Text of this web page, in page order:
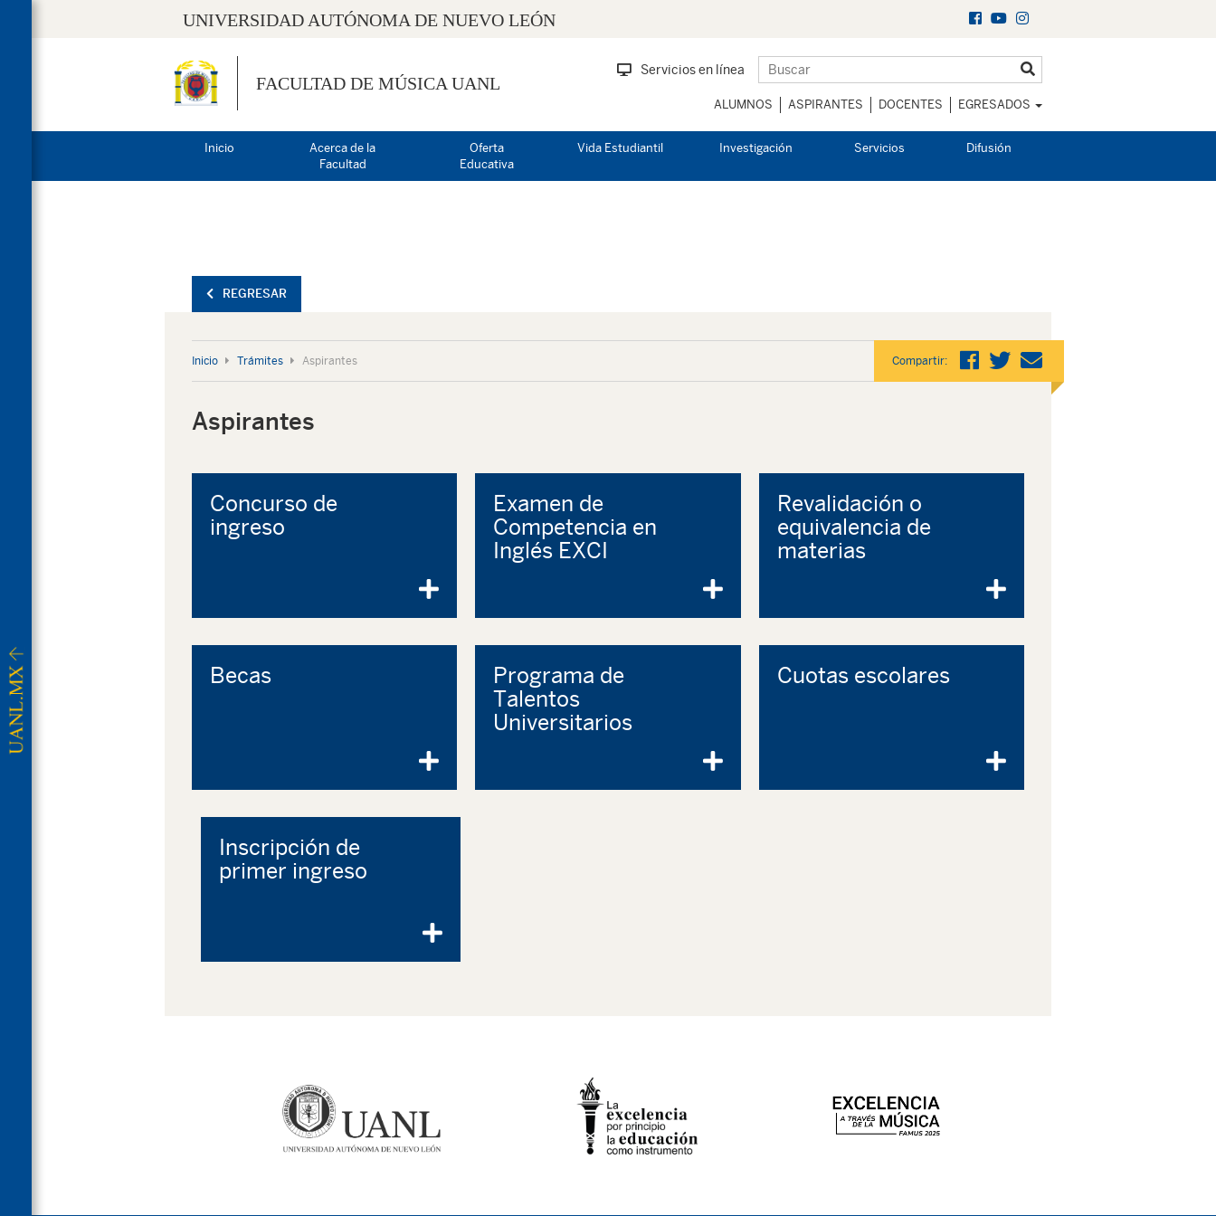
UNIVERSIDAD AUTÓNOMA DE NUEVO LEÓN
FACULTAD DE MÚSICA UANL
Servicios en línea
ALUMNOS ASPIRANTES DOCENTES EGRESADOS
Inicio
Acerca de la
Facultad
Oferta
Educativa
Vida Estudiantil Investigación Servicios Difusión
REGRESAR
Inicio Trámites Aspirantes Compartir:
Aspirantes
Concurso de
ingreso
Examen de
Competencia en
Inglés EXCI
Revalidación o
equivalencia de
materias
Becas
Programa de
Talentos
Universitarios
Cuotas escolares
Inscripción de
primer ingreso